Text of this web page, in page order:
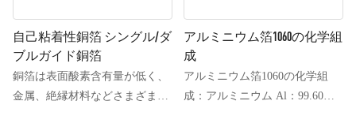
自己粘着性銅箔 シングル/ダ
ブルガイド銅箔
銅箔は表面酸素含有量が低く、
金属、絶縁材料などさまざまな
アルミニウム箔1060の化学組
成
アルミニウム箔1060の化学組
成：アルミニウム Al：99.60、